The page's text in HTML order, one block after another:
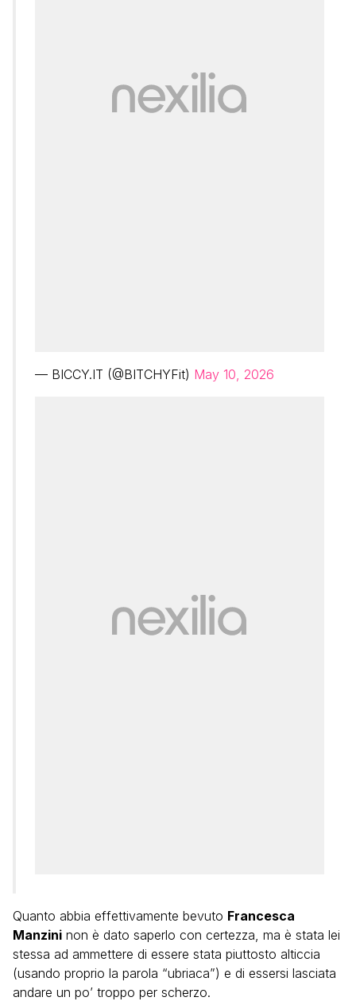
— BICCY.IT (@BITCHYFit) May 10, 2026
Quanto abbia effettivamente bevuto Francesca
Manzini non è dato saperlo con certezza, ma è stata lei
stessa ad ammettere di essere stata piuttosto alticcia
(usando proprio la parola “ubriaca”) e di essersi lasciata
andare un po’ troppo per scherzo.